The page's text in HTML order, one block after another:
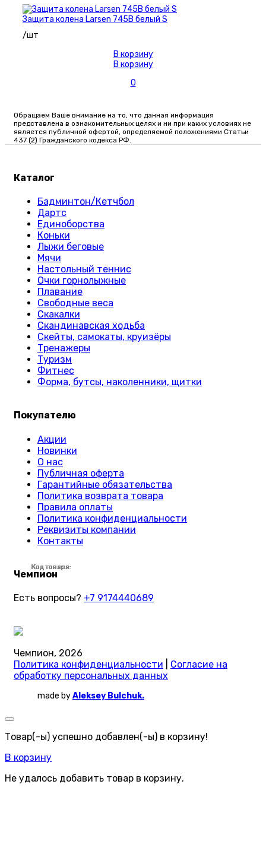
Код товара:
Код товара:
Код товара:
Код товара:
Код товара:
Код товара:
Код товара:
Код товара:
Код товара:
Код товара:
Код товара:
Код товара:
Код товара:
Код товара:
Код товара:
Код товара:
Код товара:
Код товара:
Код товара:
Код товара:
Код товара:
Код товара:
Код товара:
Защита колена Larsen 745В белый S
/шт
В корзину
В корзину
0
Код товара:
Обращаем Ваше внимание на то, что данная информация
представлена в ознакомительных целях и ни при каких условиях не
является публичной офертой, определяемой положениями Статьи
437 (2) Гражданского кодекса РФ.
Каталог
Бадминтон/Кетчбол
Дартс
Единоборства
Коньки
Лыжи беговые
Мячи
Настольный теннис
Очки горнолыжные
Плавание
Свободные веса
Скакалки
Скандинавская ходьба
Скейты, самокаты, круизёры
Тренажеры
Туризм
Фитнес
Форма, бутсы, наколенники, щитки
Покупателю
Акции
Новинки
О нас
Публичная оферта
Гарантийные обязательства
Политика возврата товара
Правила оплаты
Политика конфиденциальности
Реквизиты компании
Контакты
Чемпион
Есть вопросы? +7 9174440689
Чемпион, 2026
Политика конфиденциальности
Согласие на
обработку персональных данных
made byAleksey Bulchuk.
Товар(-ы) успешно добавлен(-ы) в корзину!
В корзину
Не удалось добавить товар в корзину.